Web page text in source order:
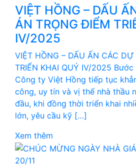
VIỆT HỒNG – DẤU
ÁN TRỌNG ĐIỂM
IV/2025
VIỆT HỒNG – DẤU ẤN CÁC
TRIỂN KHAI QUÝ IV/2025
Công ty Việt Hồng tiếp tục
công, uy tín và vị thế nhà thầu
đầu, khi đồng thời triển khai
lớn, yêu cầu kỹ […]
Xem thêm
20/11